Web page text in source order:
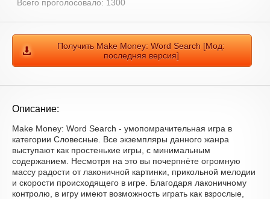
Всего проголосовало: 1300
Получить Make Money: Word Search [Мод:
последняя версия]
Описание:
Make Money: Word Search - умопомрачительная игра в
категории Словесные. Все экземпляры данного жанра
выступают как простенькие игры, с минимальным
содержанием. Несмотря на это вы почерпнёте огромную
массу радости от лаконичной картинки, прикольной мелодии
и скорости происходящего в игре. Благодаря лаконичному
контролю, в игру имеют возможность играть как взрослые,